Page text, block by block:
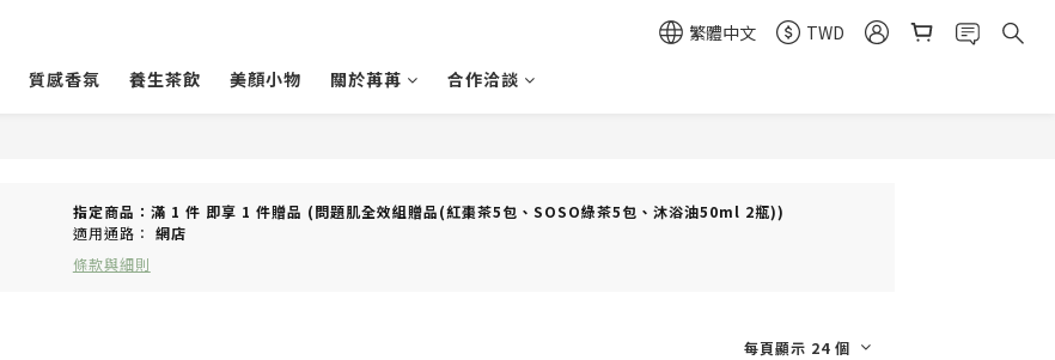
繁體中文
TWD
質感香氛 養生茶飲 美顏小物 關於苒苒 合作洽談
指定商品：滿 1 件 即享 1 件贈品 (問題肌全效組贈品(紅棗茶5包、SOSO綠茶5包、沐浴油50ml 2瓶))
適用通路： 網店
條款與細則
每頁顯示 24 個